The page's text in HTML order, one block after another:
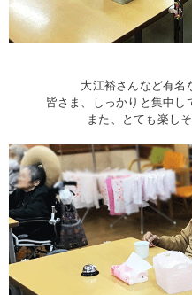
大江裕さんなど有名
皆さま、しっかりと集中し
また、とても楽し